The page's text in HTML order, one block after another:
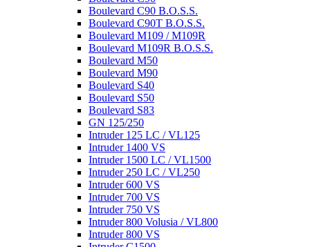
Boulevard C90 B.O.S.S.
Boulevard C90T B.O.S.S.
Boulevard M109 / M109R
Boulevard M109R B.O.S.S.
Boulevard M50
Boulevard M90
Boulevard S40
Boulevard S50
Boulevard S83
GN 125/250
Intruder 125 LC / VL125
Intruder 1400 VS
Intruder 1500 LC / VL1500
Intruder 250 LC / VL250
Intruder 600 VS
Intruder 700 VS
Intruder 750 VS
Intruder 800 Volusia / VL800
Intruder 800 VS